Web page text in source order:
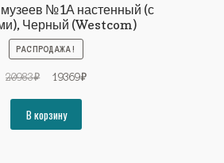
№1А настенный (с
Черный (Westcom)
РАСПРОДАЖА!
20983₽
Первоначальная
составляла
20983₽.
19369₽Текущая
В корзину